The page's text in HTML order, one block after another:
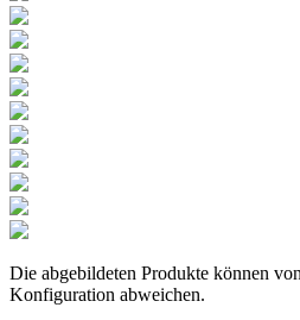
Die abgebildeten Produkte können
Konfiguration abweichen.